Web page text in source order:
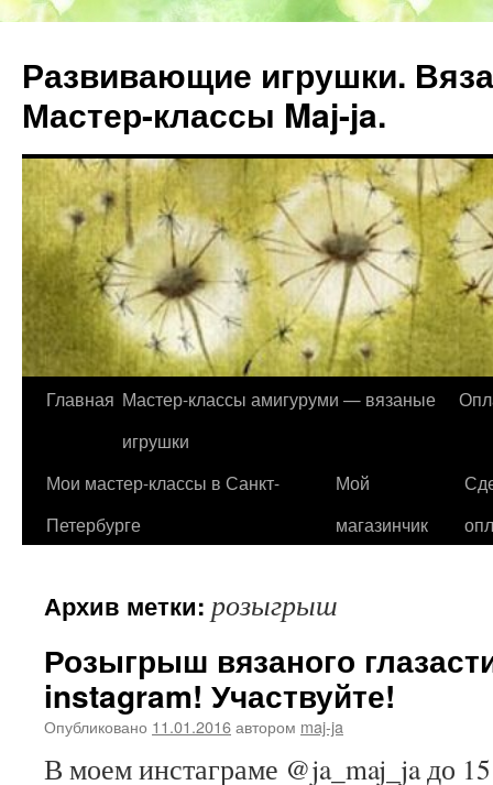
Развивающие игрушки.
Мастер-классы Maj-ja.
Перейти
содержимому
Главная Мастер-классы амигуруми — вязаные
игрушки
Мои мастер-классы в Санкт-
Петербурге
Мой
магазинчик
Архив метки: розыгрыш
Розыгрыш вязаного
instagram! Участвуйте!
Опубликовано 11.01.2016автором maj-ja
В моем инстаграме @ja_maj_ja до